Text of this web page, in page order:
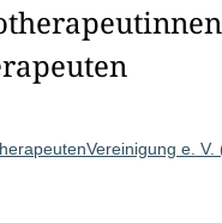
e. V.